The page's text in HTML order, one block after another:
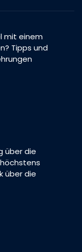
mit einem
Tipps und
über die
über die